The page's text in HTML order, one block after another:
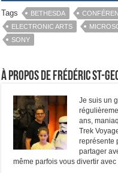
Tags BETHESDA
ELECTRONIC ARTS
SONY
À propos de Frédéric St-
Je suis un
ans,
Trek
représente
partager
même parfois vous divertir